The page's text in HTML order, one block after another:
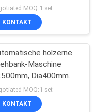
29
Cnc-Ausschnitt
MOQ:1 set
KONTAKT
hölzerne
Maschine
Dia400mm
Profil-MOQ:1 set
KONTAKT